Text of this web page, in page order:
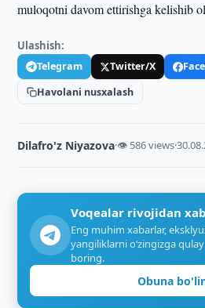
muloqotni davom ettirishga kelishib
Ulashish:
Telegram Twitter/X
Havolani nusxalash
Dilafro'z Niyazova·👁 586 views·
Voqealar rivojidan
Eng muhim xabarlar,
yangiliklarni o‘zingizga
boring.
Obuna